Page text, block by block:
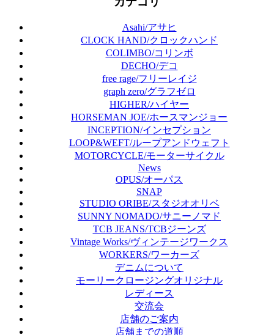
Asahi/アサヒ
CLOCK HAND/クロックハンド
COLIMBO/コリンボ
DECHO/デコ
free rage/フリーレイジ
graph zero/グラフゼロ
HIGHER/ハイヤー
HORSEMAN JOE/ホースマンジョー
INCEPTION/インセプション
LOOP&WEFT/ループアンドウェフト
MOTORCYCLE/モーターサイクル
News
OPUS/オーパス
SNAP
STUDIO ORIBE/スタジオオリベ
SUNNY NOMADO/サニーノマド
TCB JEANS/TCBジーンズ
Vintage Works/ヴィンテージワークス
WORKERS/ワーカーズ
デニムについて
モーリークロージングオリジナル
レディース
交流会
店舗のご案内
店舗までの道順